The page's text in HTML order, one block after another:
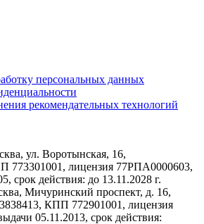
персональных данных
рекомендательных технологий
ул. Воротынская, 16,
лицензия 77РПА0000603,
срок действия: до 13.11.2028 г.
Мичуринский проспект, д. 16,
КПП 772901001, лицензия
05.11.2013, срок действия: